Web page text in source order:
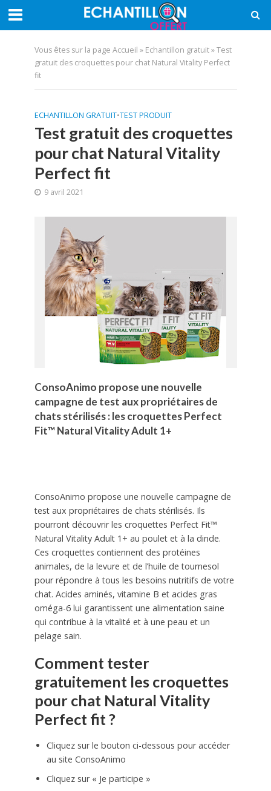
Vous êtes sur la page Accueil » Echantillon gratuit»Test
gratuit des croquettes pour chat Natural Vitality Perfect
fit
ECHANTILLON GRATUIT•TEST PRODUIT
Test gratuit des croquettes
pour chat Natural Vitality
Perfect fit
9 avril 2021
ConsoAnimo propose une nouvelle
campagne de test aux propriétaires de
chats stérilisés : les croquettes Perfect
Fit™ Natural Vitality Adult 1+
ConsoAnimo propose une nouvelle campagne de
test aux propriétaires de chats stérilisés. Ils
pourront découvrir les croquettes Perfect Fit™
Natural Vitality Adult 1+ au poulet et à la dinde.
Ces croquettes contiennent des protéines
animales, de la levure et de l’huile de tournesol
pour répondre à tous les besoins nutritifs de votre
chat. Acides aminés, vitamine B et acides gras
oméga-6 lui garantissent une alimentation saine
qui contribue à la vitalité et à une peau et un
pelage sain.
Comment tester
gratuitement les croquettes
pour chat Natural Vitality
Perfect fit ?
Cliquez sur le bouton ci-dessous pour accéder
au site ConsoAnimo
Cliquez sur « Je participe »